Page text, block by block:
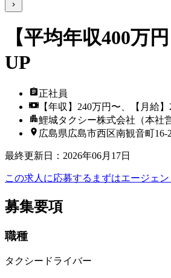
【平均年収400万
UP
正社員
【年収】240万円〜、【月給
鯉城タクシー株式会社（本社
広島県広島市西区南観音町16-2
最終更新日 ： 2026年06月17日
この求人に応募する まずはエージェ
募集要項
職種
タクシードライバー